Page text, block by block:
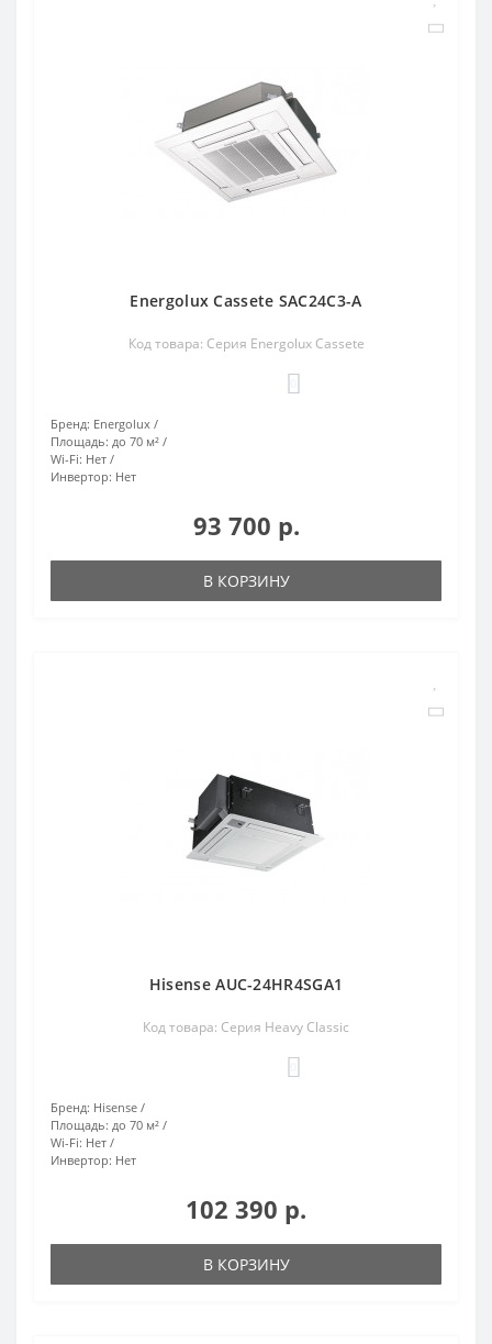
Energolux Cassete SAC24C3-A
Код товара: Серия Energolux Cassete
Бренд: Energolux
Площадь: до 70 м²
Wi-Fi: Нет
Инвертор: Нет
93 700 р.
В КОРЗИНУ
Hisense AUC-24HR4SGA1
Код товара: Серия Heavy Classic
Бренд: Hisense
Площадь: до 70 м²
Wi-Fi: Нет
Инвертор: Нет
102 390 р.
В КОРЗИНУ